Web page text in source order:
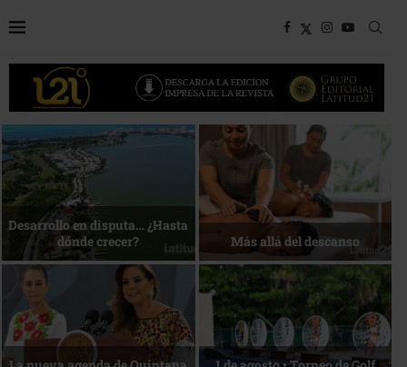
Bottega, un viaje servido a la
mesa
Energía que Impulsa la
competitividad